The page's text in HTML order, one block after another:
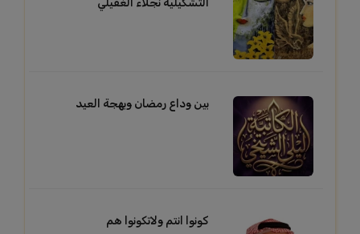
التشكيلية نجلاء الغفيلي
بين وداع رمضان وبهجة العيد
كونوا انتم ولاتكونوا هم